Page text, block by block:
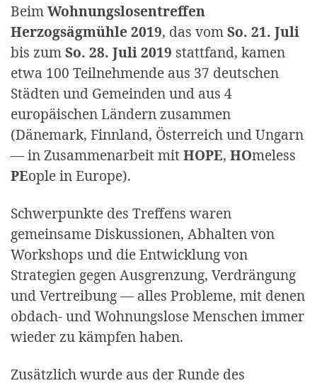
BeimWohnungslosentreffen
Herzogsägmühle 2019, das vomSo. 21. Juli
bis zumSo. 28. Juli 2019 stattfand, kamen
etwa 100 Teilnehmende aus 37 deutschen
Städten und Gemeinden und aus 4
europäischen Ländern zusammen
(Dänemark, Finnland, Österreich und Ungarn
— in Zusammenarbeit mitHOPE, HOmeless
PEople in Europe).
Schwerpunkte des Treffens waren
gemeinsame Diskussionen, Abhalten von
Workshops und die Entwicklung von
Strategien gegen Ausgrenzung, Verdrängung
und Vertreibung — alles Probleme, mit denen
obdach- und Wohnungslose Menschen immer
wieder zu kämpfen haben.
Zusätzlich wurde aus der Runde des